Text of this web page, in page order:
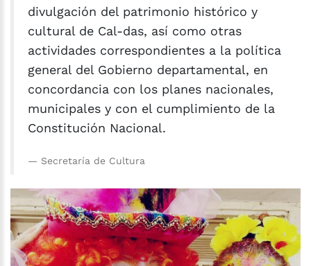
divulgación del patrimonio histórico y
cultural de Cal-das, así como otras
actividades correspondientes a la política
general del Gobierno departamental, en
concordancia con los planes nacionales,
municipales y con el cumplimiento de la
Constitución Nacional.
Secretaría de Cultura